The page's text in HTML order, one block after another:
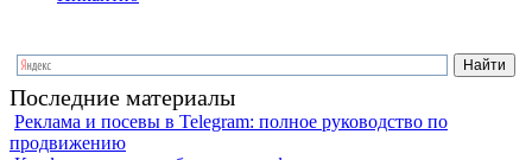
Последние материалы
Реклама и посевы в Telegram: полное руководство по
продвижению